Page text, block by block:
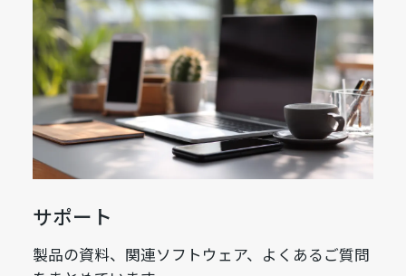
サポート
製品の資料、関連ソフトウェア、よくあるご質問